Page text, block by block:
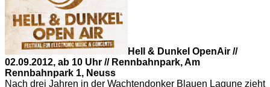
Hell & Dunkel OpenAir //
02.09.2012, ab 10 Uhr // Rennbahnpark, Am
Rennbahnpark 1, Neuss
Nach drei Jahren in der Wachtendonker Blauen Lagune zieht